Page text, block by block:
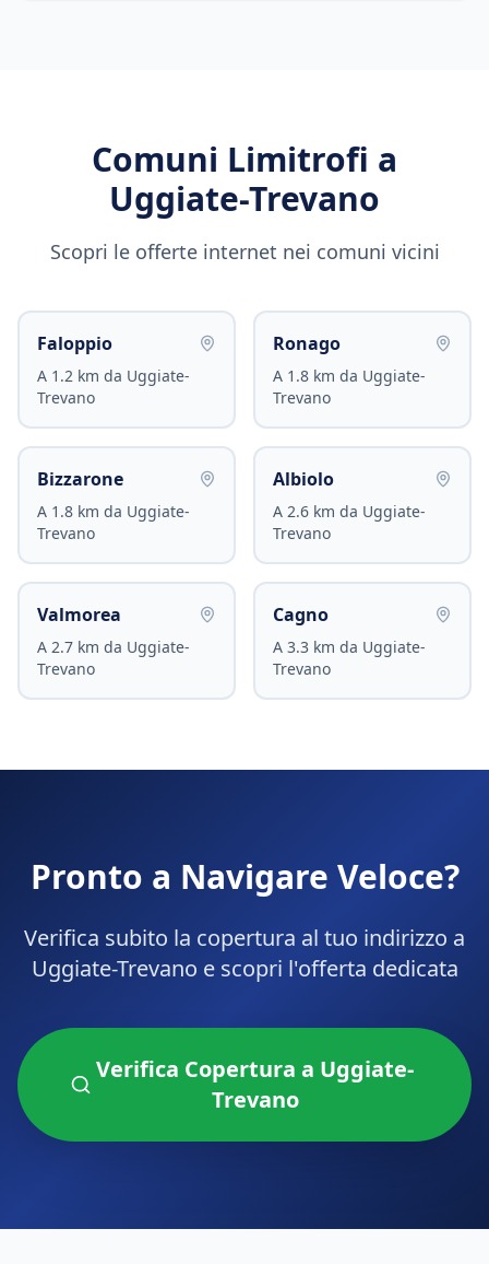
Comuni Limitrofi a
Uggiate-Trevano
Scopri le offerte internet nei comuni vicini
Faloppio
A 1.2 km da Uggiate-
Trevano
Ronago
A 1.8 km da Uggiate-
Trevano
Bizzarone
A 1.8 km da Uggiate-
Trevano
Albiolo
A 2.6 km da Uggiate-
Trevano
Valmorea
A 2.7 km da Uggiate-
Trevano
Cagno
A 3.3 km da Uggiate-
Trevano
Pronto a Navigare Veloce?
Verifica subito la copertura al tuo indirizzo a
Uggiate-Trevano e scopri l'offerta dedicata
Verifica Copertura a Uggiate-
Trevano